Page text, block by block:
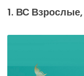
1. ВС Взрослые,